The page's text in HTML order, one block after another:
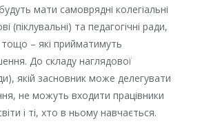
мати самоврядні колегіальні
(піклувальні) та педагогічні ради,
тощо – які прийматимуть
До складу наглядової
якій засновник може делегувати
не можуть входити працівники
і ті, хто в ньому навчається.